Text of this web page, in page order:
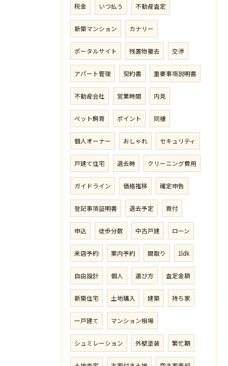
税金 いつ払う 不動産査定
新築マンション カナリー
ポータルサイト 残置物撤去 交渉
アパート管理 契約書 重要事項説明書
不動産会社 営業時間 内見
ペット飼育 ポイント 同棲
個人オーナー おしゃれ セキュリティ
戸建て住宅 退去時 クリーニング費用
ガイドライン 価格推移 確定申告
登記事項証明書 退去予定 買付
申込 徒歩分数 中古戸建 ローン
来店予約 案内予約 間取り 1ldk
自由設計 個人 選び方 査定金額
新築住宅 土地購入 建築 持ち家
一戸建て マンション相場
シュミレーション 外壁塗装 繁忙期